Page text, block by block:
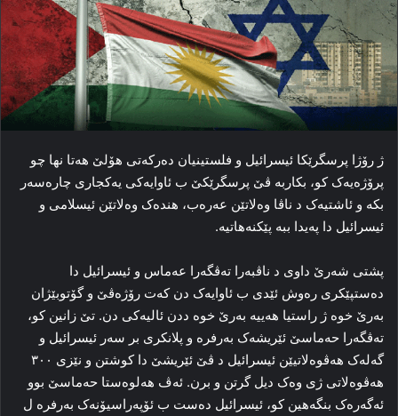
ژ رۆژا پرسگرێکا ئیسرائیل و فلستینیان ده‌رکه‌تی هۆلێ هه‌تا نها چو
پرۆژه‌یه‌ک کو، بکاربه‌ ڤێ پرسگرێکێ ب ئاوایه‌کی یەکجاری چاره‌سه‌ر
بکه‌ و ئاشتیه‌ک د ناڤا وه‌لاتێن عه‌ره‌ب، هنده‌ک وه‌لاتێن ئیسلامی و
ئیسرائیل دا په‌یدا ببه‌ پێکنه‌هاتیه‌.
پشتی شه‌رێ داوی د ناڤبه‌را ته‌ڤگه‌را عه‌ماس و ئیسرائیل دا
ده‌ستپێکری ره‌وش ئێدی ب ئاوایه‌ک دن کەت رۆژه‌ڤێ و گۆتوبێژان
به‌رێ خوه‌ ژ راستیا هه‌ییە بەرێ خوە ددن ئالیه‌کی دن. تێ زانین کو،
ته‌ڤگه‌را حه‌ماسێ ئێریشه‌ک به‌رفره‌ و پلانکری بر سه‌ر ئیسرائیل و
گه‌له‌ک هه‌ڤوه‌لاتیێن ئیسرائیل د ڤێ ئێریشێ دا کوشتن و نێزی ۳۰۰
هه‌ڤوه‌لاتی ژی وه‌ک دیل گرتن و برن. ئه‌ڤ هه‌لوه‌ستا حه‌ماسێ بوو
ئەگەرەک بنگه‌هین کو، ئیسرائیل ده‌ست ب ئۆپه‌راسیۆنه‌ک به‌رفره‌ ل